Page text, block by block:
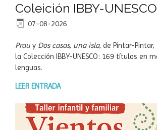
Coleición IBBY-UNESCO
07-08-2026
Prau y Dos casas, una isla, de Pintar-
la Colección IBBY-UNESCO: 169 títulos en
lenguas.
LEER ENTRADA